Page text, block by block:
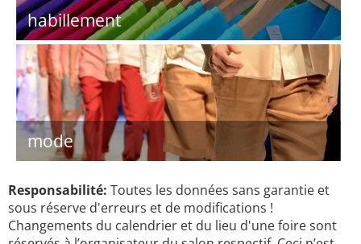
habillement
mode
Responsabilité: Toutes les données sans garantie et
sous réserve d'erreurs et de modifications !
Changements du calendrier et du lieu d'une foire sont